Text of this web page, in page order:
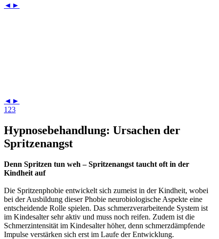
◄ ►
◄ ►
1 23
Hypnosebehandlung: Ursachen der
Spritzenangst
Denn Spritzen tun weh – Spritzenangst taucht oft in der
Kindheit auf
Die Spritzenphobie entwickelt sich zumeist in der Kindheit, wobei
bei der Ausbildung dieser Phobie neurobiologische Aspekte eine
entscheidende Rolle spielen. Das schmerzverarbeitende System ist
im Kindesalter sehr aktiv und muss noch reifen. Zudem ist die
Schmerzintensität im Kindesalter höher, denn schmerzdämpfende
Impulse verstärken sich erst im Laufe der Entwicklung.